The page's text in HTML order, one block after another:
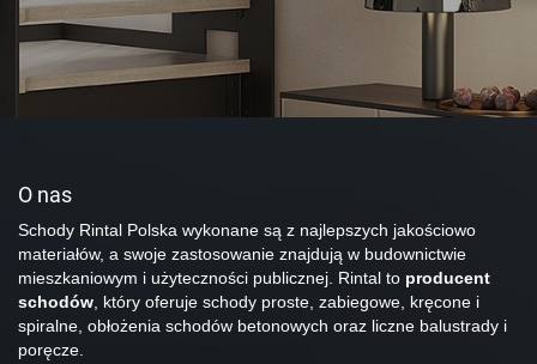
O nas
Schody Rintal Polska wykonane są z najlepszych jakościowo
materiałów, a swoje zastosowanie znajdują w budownictwie
mieszkaniowym i użyteczności publicznej. Rintal to producent
schodów, który oferuje schody proste, zabiegowe, kręcone i
spiralne, obłożenia schodów betonowych oraz liczne balustrady i
poręcze.